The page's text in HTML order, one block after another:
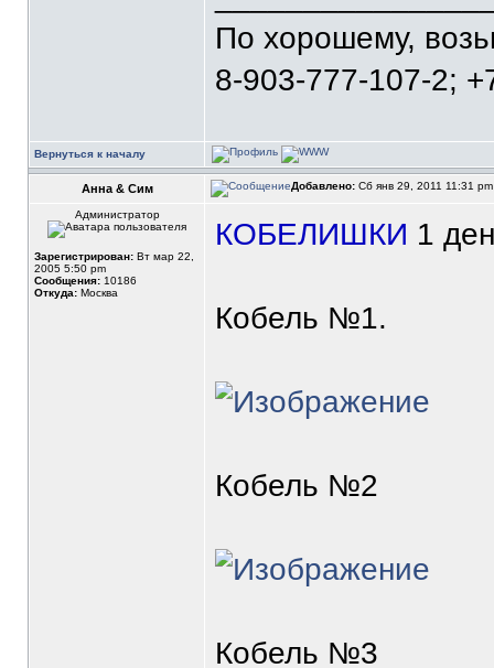
По хорошему,
8-903-777-107-2;
Вернуться к началу
Анна & Сим Добавлено: Сб янв 29, 2011 11:31
Администратор
Зарегистрирован: Вт мар 22,
2005 5:50 pm
Сообщения: 10186
Откуда: Москва
КОБЕЛИШКИ 1
Кобель №1.
Кобель №2
Кобель №3